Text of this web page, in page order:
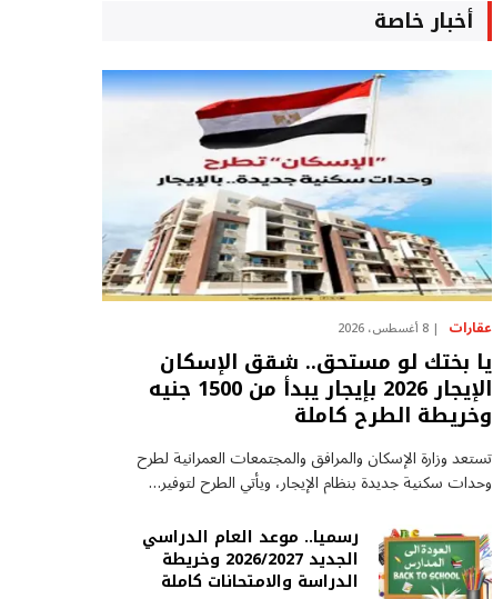
أخبار خاصة
عقارات 8 أغسطس، 2026
يا بختك لو مستحق.. شقق الإسكان
الإيجار 2026 بإيجار يبدأ من 1500 جنيه
وخريطة الطرح كاملة
تستعد وزارة الإسكان والمرافق والمجتمعات العمرانية لطرح
وحدات سكنية جديدة بنظام الإيجار، ويأتي الطرح لتوفير…
رسميا.. موعد العام الدراسي
الجديد 2026/2027 وخريطة
الدراسة والامتحانات كاملة